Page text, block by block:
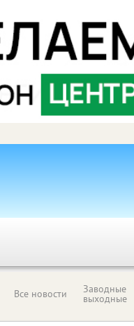
Все новости Заводные
выходные